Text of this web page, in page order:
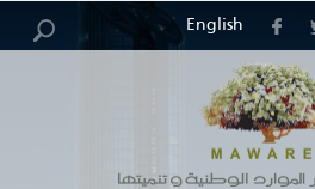
English